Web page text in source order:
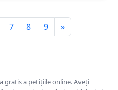
7 8 9 »
gratis a petițiile online. Aveți